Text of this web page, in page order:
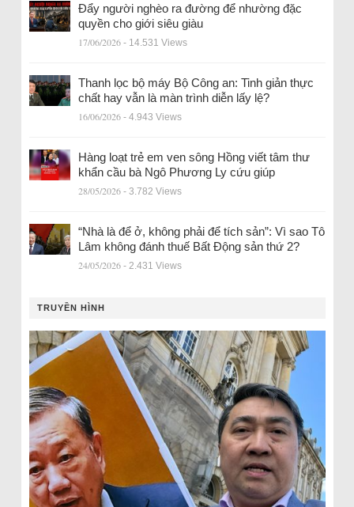
Đẩy người nghèo ra đường để nhường đặc
quyền cho giới siêu giàu
17/06/2026 - 14.531 Views
Thanh lọc bộ máy Bộ Công an: Tinh giản thực
chất hay vẫn là màn trình diễn lấy lệ?
16/06/2026 - 4.943 Views
Hàng loạt trẻ em ven sông Hồng viết tâm thư
khẩn cầu bà Ngô Phương Ly cứu giúp
28/05/2026 - 3.782 Views
“Nhà là để ở, không phải để tích sản”: Vì sao Tô
Lâm không đánh thuế Bất Động sản thứ 2?
24/05/2026 - 2.431 Views
TRUYỀN HÌNH